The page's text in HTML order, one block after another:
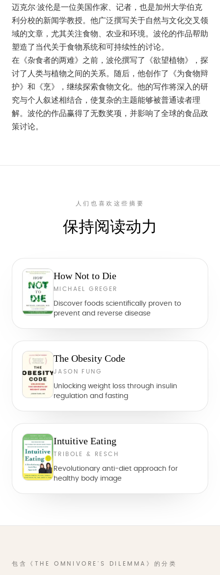
迈克尔·波伦是一位美国作家、记者，也是加州大学伯克
利分校的新闻学教授。他广泛撰写关于自然与文化交叉领
域的文章，尤其关注食物、农业和环境。波伦的作品帮助
塑造了当代关于食物系统和可持续性的讨论。
在《杂食者的两难》之前，波伦撰写了《欲望植物》，探
讨了人类与植物之间的关系。随后，他创作了《为食物辩
护》和《烹》，继续探索食物文化。他的写作将深入的研
究与个人叙述相结合，使复杂的主题能够被普通读者理
解。波伦的作品赢得了无数奖项，并影响了全球的食品政
策讨论。
人们也喜欢这些摘要
保持阅读动力
How Not to Die
MICHAEL GREGER
Discover foods scientifically proven to
prevent and reverse disease
The Obesity Code
JASON FUNG
Unlocking weight loss through insulin
regulation and fasting
Intuitive Eating
TRIBOLE & RESCH
Revolutionary anti-diet approach for
healthy body image
包含《THE OMNIVORE'S DILEMMA》的分类